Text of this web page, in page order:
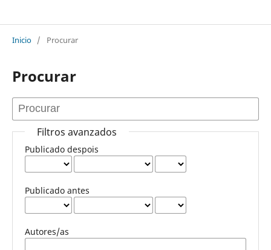
Inicio / Procurar
Procurar
Filtros avanzados
Publicado despois
Publicado antes
Autores/as